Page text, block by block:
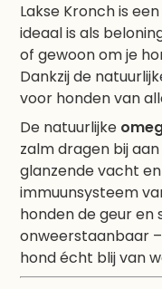
Lakse Kronch is een
ideaal is als
of gewoon om je
Dankzij de
voor honden van
De natuurlijke
zalm dragen bij
glanzende vacht
immuunsysteem
honden de geur en
onweerstaanbaar
hond écht blij van